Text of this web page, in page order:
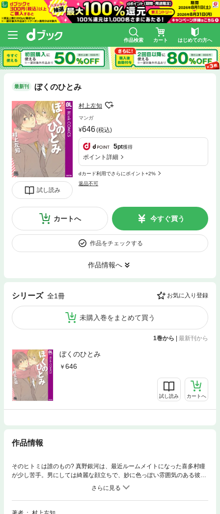
作品検索 カート はじめての方へ
最新刊 ぼくのひとみ
試し読み
村上左知
マンガ
646(税込)
5pt獲得
ポイント詳細
dカード利用でさらにポイント+2%
返品不可
カートへ 今すぐ買う
作品をチェックする
作品情報へ
シリーズ 全1冊 お気に入り登録
未購入巻をまとめて買う
1巻から 最新刊から
ぼくのひとみ
646
試し読み カートへ
作品情報
そのヒトミは誰のもの? 真野銀河は、最近ルームメイトになった喜多村瞳
が少し苦手。男にしては綺麗な顔立ちで、妙に色っぽい雰囲気のある彼
は、前の寮ではなんと盗撮の被害にあっていたらしい。どう馴染んでいこ
うか悩んでいる中、部屋に戻ると銀河の目に飛び込んできたのはひとりえ
っちに耽る瞳の姿で……!? どうにも危なっかしい瞳が気になるのは、友情
なのか、それとも──… 【同時収録】鍵なんていらない